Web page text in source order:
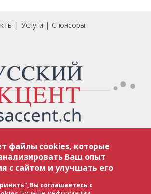
Услуги Спонсоры
Швейцарии об авторском праве и
Полное или частичное использование
с разрешения редакции. В случае полного
материалов сайта rusaccent.ch,
ГИПЕРССЫЛКА на конкретный заимствованный
размещенные редакцией rusaccent.ch, являются
Полное или частичное
файлы cookies, которые
Ваш опыт
с сайтом и улучшать его
Вы соглашаетесь с